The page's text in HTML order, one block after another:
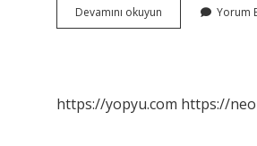
Devamını okuyun Mandalina
Bir
Yorum
https://yopyu.com https://